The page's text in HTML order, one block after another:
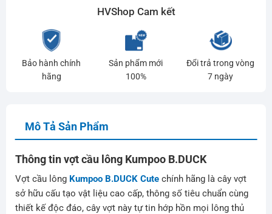
HVShop Cam kết
Bảo hành chính
hãng
Sản phẩm mới
100%
Đổi trả trong vòng
7 ngày
Mô Tả Sản Phẩm
Thông tin vợt cầu lông Kumpoo B.DUCK
Vợt cầu lông Kumpoo B.DUCK Cutechính hãng là cây vợt
sở hữu cấu tạo vật liệu cao cấp, thông số tiêu chuẩn cùng
thiết kế độc đáo, cây vợt này tự tin hớp hồn mọi lông thủ